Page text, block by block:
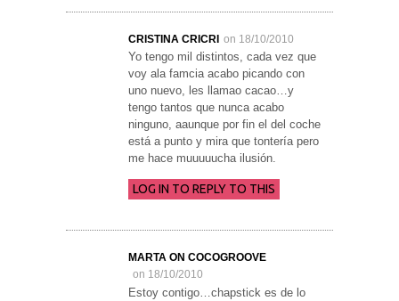
CRISTINA CRICRI on 18/10/2010
Yo tengo mil distintos, cada vez que
voy ala famcia acabo picando con
uno nuevo, les llamao cacao…y
tengo tantos que nunca acabo
ninguno, aaunque por fin el del coche
está a punto y mira que tontería pero
me hace muuuuucha ilusión.
LOG IN TO REPLY TO THIS
MARTA ON COCOGROOVE
on 18/10/2010
Estoy contigo…chapstick es de lo